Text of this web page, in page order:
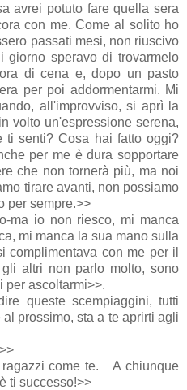
avrei potuto fare quella sera
con me. Come al solito ho
passati mesi, non riuscivo
giorno speravo di trovarmelo
di cena e, dopo un pasto
per poi addormentarmi. Mi
all'improvviso, si aprì la
volto un'espressione serena,
ti senti? Cosa hai fatto oggi?
per me è dura sopportare
che non tornerà più, ma noi
tirare avanti, non possiamo
per sempre.>>
ma io non riesco, mi manca
mi manca la sua mano sulla
complimentava con me per il
altri non parlo molto, sono
per ascoltarmi>>.
queste scempiaggini, tutti
prossimo, sta a te aprirti agli
come te.
A chiunque
ti successo!>>